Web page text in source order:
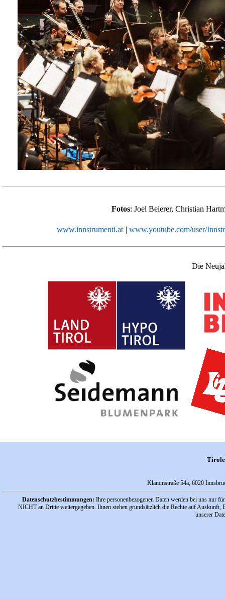
Fotos: Joel Beierer, Christian
www.innstrumenti.at| www.youtube.com/user/
Die
Klammstraße 54a, 6020
Datenschutzbestimmungen: Ihre personenbezogenen Daten werden bei uns nur
NICHT an Dritte weitergegeben. Ihnen stehen grundsätzlich die Rechte auf
unserer